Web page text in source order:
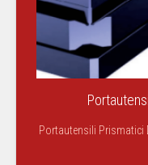
Portautensili Prismatici